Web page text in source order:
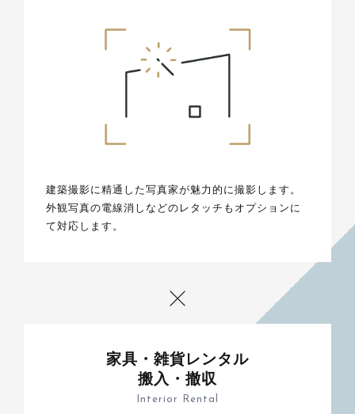
建築撮影に精通した写真家が魅力的に撮影します。
外観写真の電線消しなどのレタッチもオプションに
て対応します。
家具・雑貨レンタル
搬入・撤収
Interior Rental